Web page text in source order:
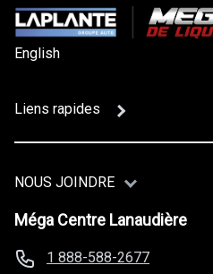
English
Liens rapides
NOUS JOINDRE
Méga Centre Lanaudière
1 888-588-2677